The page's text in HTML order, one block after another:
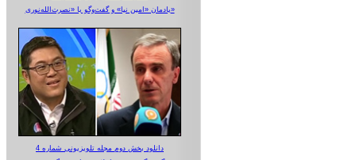
یادمان «امین نیا» و گفت‌وگو با «نصرت‌الله‌نوری»
دانلود بخش دوم مجله تلویزیونی شماره 4